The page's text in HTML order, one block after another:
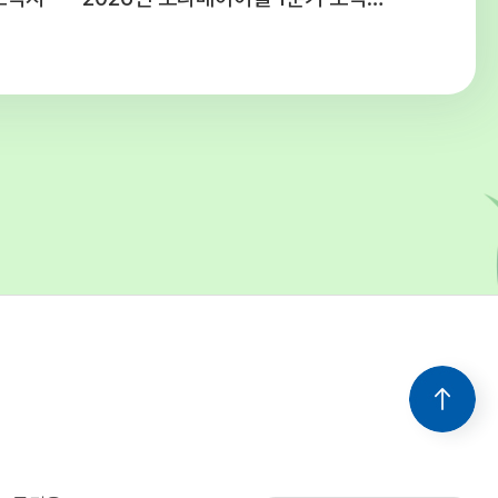
기재해주십시오.○ 입사지원서 기재사항 누락